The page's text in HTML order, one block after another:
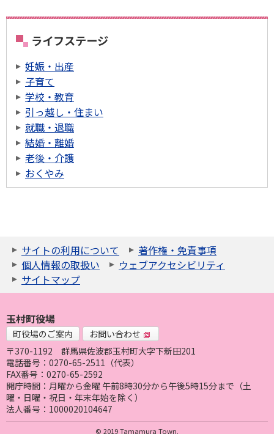
ライフステージ
妊娠・出産
子育て
学校・教育
引っ越し・住まい
就職・退職
結婚・離婚
老後・介護
おくやみ
サイトの利用について
著作権・免責事項
個人情報の取扱い
ウェブアクセシビリティ
サイトマップ
玉村町役場
町役場のご案内
お問い合わせ
〒370-1192
群馬県佐波郡玉村町大字下新田201
電話番号：0270-65-2511（代表）
FAX番号：0270-65-2592
開庁時間：月曜から金曜 午前8時30分から午後5時15分まで（土
曜・日曜・祝日・年末年始を除く）
法人番号：1000020104647
© 2019 Tamamura Town.